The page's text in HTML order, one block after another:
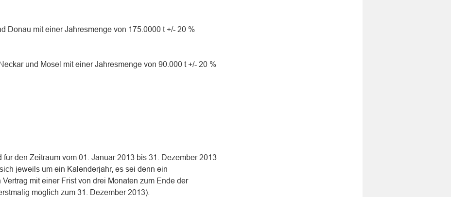
Donau mit einer Jahresmenge von 175.0000 t +/- 20 %
und Mosel mit einer Jahresmenge von 90.000 t +/- 20 %
für den Zeitraum vom 01. Januar 2013 bis 31. Dezember 2013
jeweils um ein Kalenderjahr, es sei denn ein
mit einer Frist von drei Monaten zum Ende der
möglich zum 31. Dezember 2013).